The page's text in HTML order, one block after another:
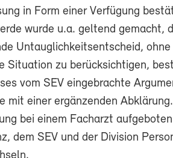
in Form einer Verfügung
wurde u.a. geltend gemacht,
Untauglichkeitsentscheid,
Situation zu berücksichtigen,
vom SEV eingebrachte
mit einer ergänzenden
bei einem Facharzt
dem SEV und der Division